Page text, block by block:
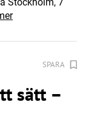
SPARA
sätt –